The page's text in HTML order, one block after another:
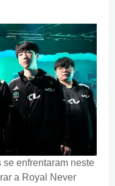
enfrentaram neste
a Royal Never